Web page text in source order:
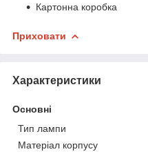
Картонна коробка
Приховати
Характеристики
Основні
Тип лампи
Матеріал корпусу